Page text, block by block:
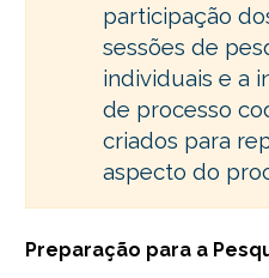
participação
sessões de
individuais e a
de processo
criados para
aspecto do
Preparação para a